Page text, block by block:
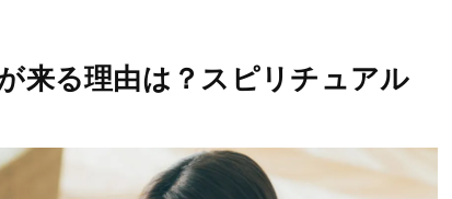
来る理由は？スピリチュアル